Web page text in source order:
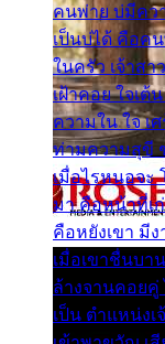
คนพ่าย บ่มีควา
เป็นบ่ได้ คือค
ในครัว เจ้าสา
เฝ้าคอย ใจเต้
ความใน ใจ เ
ท่ามความสุขี
เมื่อไรหนอจะ
มา คือหน้าที่เ
คือหยังเขา มี
เมื่อเขาชื่นบา
ล้างจานคอยคู่
เป็น ตำแหน่ง